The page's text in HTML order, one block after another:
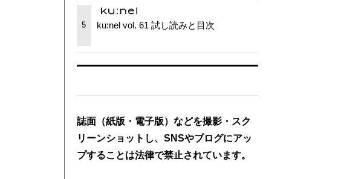
5 ku:nel vol. 61 試し読みと目次
誌面（紙版・電子版）などを撮影・スク
リーンショットし、SNSやブログにアッ
プすることは法律で禁止されています。